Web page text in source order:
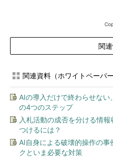
関
関連資料（ホワイトペーパー
AIの導入だけで終わらせな
の4つのステップ
入札活動の成否を分ける情
つけるには？
AI自身による破壊的操作の
クといま必要な対策